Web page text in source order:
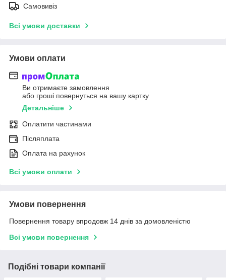
Самовивіз
Всі умови доставки
Умови оплати
Ви отримаєте замовлення
або гроші повернуться на вашу картку
Детальніше
Оплатити частинами
Післяплата
Оплата на рахунок
Всі умови оплати
Умови повернення
Повернення товару впродовж 14 днів за домовленістю
Всі умови повернення
Подібні товари компанії